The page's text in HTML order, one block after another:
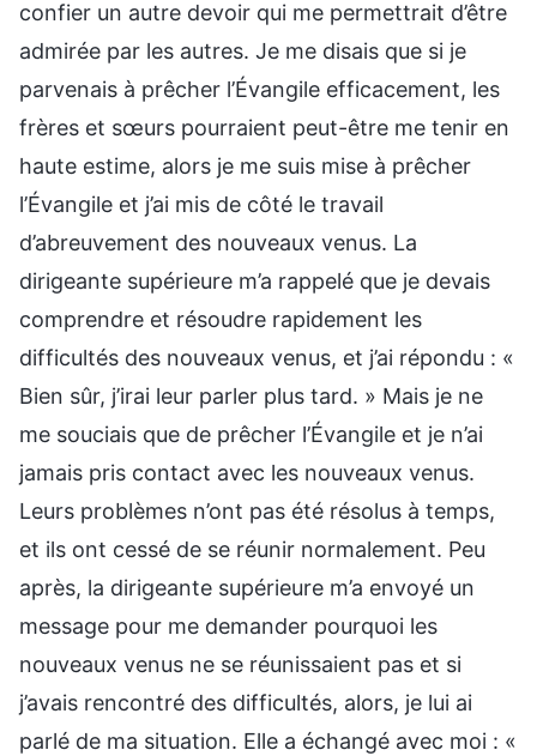
confier un autre devoir qui me permettrait d’être
admirée par les autres. Je me disais que si je
parvenais à prêcher l’Évangile efficacement, les
frères et sœurs pourraient peut-être me tenir en
haute estime, alors je me suis mise à prêcher
l’Évangile et j’ai mis de côté le travail
d’abreuvement des nouveaux venus. La
dirigeante supérieure m’a rappelé que je devais
comprendre et résoudre rapidement les
difficultés des nouveaux venus, et j’ai répondu : «
Bien sûr, j’irai leur parler plus tard. » Mais je ne
me souciais que de prêcher l’Évangile et je n’ai
jamais pris contact avec les nouveaux venus.
Leurs problèmes n’ont pas été résolus à temps,
et ils ont cessé de se réunir normalement. Peu
après, la dirigeante supérieure m’a envoyé un
message pour me demander pourquoi les
nouveaux venus ne se réunissaient pas et si
j’avais rencontré des difficultés, alors, je lui ai
parlé de ma situation. Elle a échangé avec moi : «